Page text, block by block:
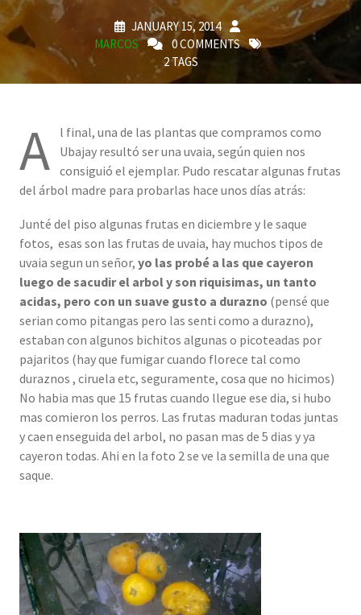
JANUARY 15, 2014
MARCOS
0 COMMENTS
2 TAGS
A
l final, una de las plantas que compramos como
Ubajay resultó ser una uvaia, según quien nos
consiguió el ejemplar. Pudo rescatar algunas frutas
del árbol madre para probarlas hace unos días atrás:
Junté del piso algunas frutas en diciembre y le saque
fotos, esas son las frutas de uvaia, hay muchos tipos de
uvaia segun un señor, yo las probé a las que cayeron
luego de sacudir el arbol y son riquisimas, un tanto
acidas, pero con un suave gusto a durazno (pensé que
serian como pitangas pero las senti como a durazno),
estaban con algunos bichitos algunas o picoteadas por
pajaritos (hay que fumigar cuando florece tal como
duraznos , ciruela etc, seguramente, cosa que no hicimos)
No habia mas que 15 frutas cuando llegue ese dia, si hubo
mas comieron los perros. Las frutas maduran todas juntas
y caen enseguida del arbol, no pasan mas de 5 dias y ya
cayeron todas. Ahi en la foto 2 se ve la semilla de una que
saque.